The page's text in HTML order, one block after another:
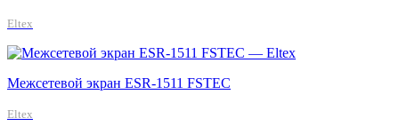
Eltex
Межсетевой экран ESR-1511 FSTEC
Eltex